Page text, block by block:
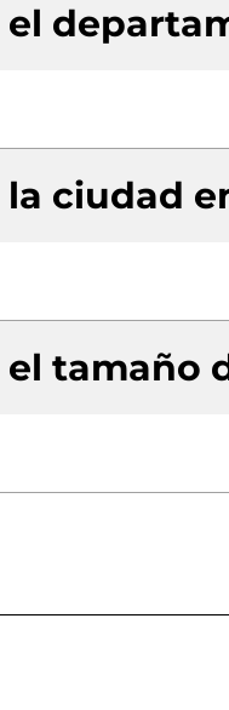
el
la ciudad
el tamaño